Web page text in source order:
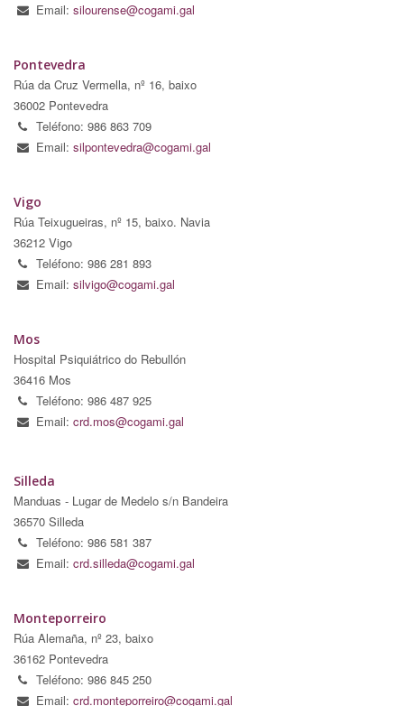
Email: silourense@cogami.gal
Pontevedra
Rúa da Cruz Vermella, nº 16, baixo
36002 Pontevedra
Teléfono: 986 863 709
Email: silpontevedra@cogami.gal
Vigo
Rúa Teixugueiras, nº 15, baixo. Navia
36212 Vigo
Teléfono: 986 281 893
Email: silvigo@cogami.gal
Mos
Hospital Psiquiátrico do Rebullón
36416 Mos
Teléfono: 986 487 925
Email: crd.mos@cogami.gal
Silleda
Manduas - Lugar de Medelo s/n Bandeira
36570 Silleda
Teléfono: 986 581 387
Email: crd.silleda@cogami.gal
Monteporreiro
Rúa Alemaña, nº 23, baixo
36162 Pontevedra
Teléfono: 986 845 250
Email: crd.monteporreiro@cogami.gal